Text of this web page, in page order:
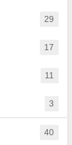
29
17
11
3
40